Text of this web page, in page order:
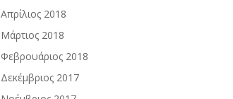
Απρίλιος 2018
Μάρτιος 2018
Φεβρουάριος 2018
Δεκέμβριος 2017